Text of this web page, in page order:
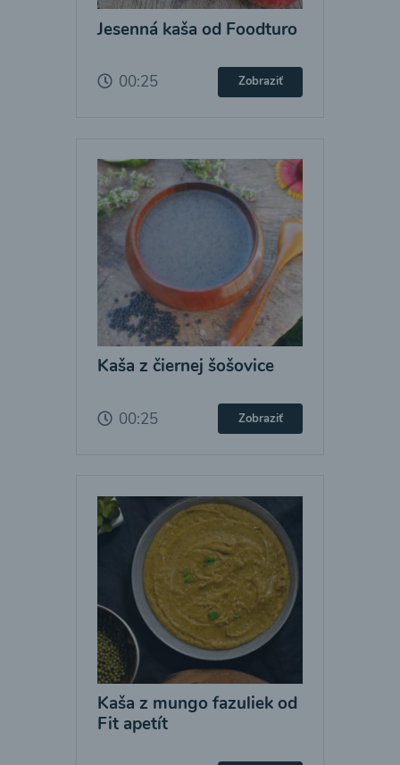
Jesenná kaša od Foodturo
00:25 Zobraziť
Kaša z čiernej šošovice
00:25 Zobraziť
Kaša z mungo fazuliek od
Fit apetít